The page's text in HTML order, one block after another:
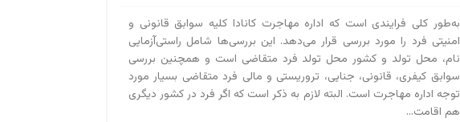
به‌طور کلی فرایندی است که اداره مهاجرت کانادا کلیه سوابق قانونی و
امنیتی فرد را مورد بررسی قرار می‌دهد. این بررسی‌ها شامل راستی‌آزمایی
نام، محل تولد و کشور محل تولد فرد متقاضی است و همچنین بررسی
سوابق کیفری، قانونی، جنایی، تروریستی و مالی فرد متقاضی بسیار مورد
توجه اداره مهاجرت است. البته لازم به ذکر است که اگر فرد در کشور دیگری
هم اقامت...